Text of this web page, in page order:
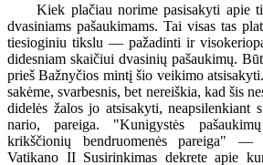
Kiek plačiau norime pasisakyti apie
dvasiniams pašaukimams. Tai visas tas
tiesioginiu tikslu — pažadinti ir
didesniam skaičiui dvasinių pašaukimų.
prieš Bažnyčios mintį šio veikimo
sakėme, svarbesnis, bet nereiškia, kad šis
didelės žalos jo atsisakyti, neapsilenkiant
nario, pareiga. "Kunigystės
krikščionių bendruomenės pareiga" —
Vatikano II Susirinkimas dekrete apie